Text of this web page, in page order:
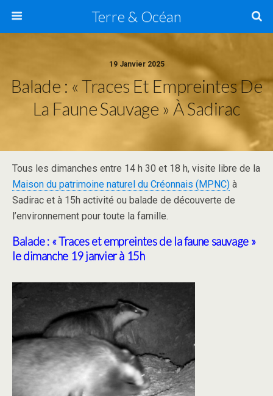
Terre & Océan
19 Janvier 2025
Balade : « Traces Et Empreintes De
La Faune Sauvage » À Sadirac
Tous les dimanches entre 14 h 30 et 18 h, visite libre de la
Maison du patrimoine naturel du Créonnais (MPNC) à
Sadirac et à 15h activité ou balade de découverte de
l’environnement pour toute la famille.
Balade : « Traces et empreintes de la faune sauvage »
le dimanche 19 janvier à 15h